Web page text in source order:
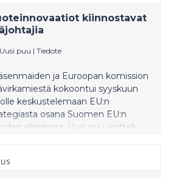
kiinnostavat
Uusi puu | Tiedote
ja Euroopan komission
kokoontui syyskuun
keskustelemaan EU:n
osana Suomen EU:n
ohjelmaa. Uusi puu esitteli